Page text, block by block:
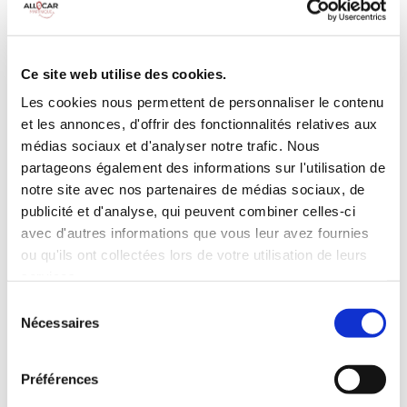
Ce site web utilise des cookies.
Les cookies nous permettent de personnaliser le contenu
et les annonces, d'offrir des fonctionnalités relatives aux
médias sociaux et d'analyser notre trafic. Nous
partageons également des informations sur l'utilisation de
notre site avec nos partenaires de médias sociaux, de
publicité et d'analyse, qui peuvent combiner celles-ci
avec d'autres informations que vous leur avez fournies
ou qu'ils ont collectées lors de votre utilisation de leurs
Nécessaires
Préférences
Galerie de toit Habillage Bois
Camera de recul
Cloison de
INCLUS À LA LOCATION
Killométrage illimité
Assurance tous risques (hors franchise)
Carburant : plein à rendre plein
CONDITIONS DE LOCATION
Age minimum :20 ans